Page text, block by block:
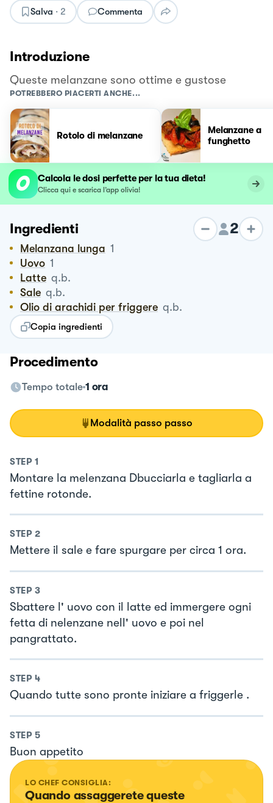
Salva · 2 Commenta
Introduzione
Queste melanzane sono ottime e gustose
POTREBBERO PIACERTI ANCHE...
Rotolo di melanzane
Melanzane a
funghetto
Calcola le dosi perfette per la tua dieta!
Clicca qui e scarica l’app olivia!
Ingredienti 2
Melanzana lunga 1
Uovo 1
Latte q.b.
Sale q.b.
Olio di arachidi per friggere q.b.
Copia ingredienti
Procedimento
Tempo totale 1 ora
Modalità passo passo
STEP 1
Montare la melenzana Dbucciarla e tagliarla a
fettine rotonde.
STEP 2
Mettere il sale e fare spurgare per circa 1 ora.
STEP 3
Sbattere l' uovo con il latte ed immergere ogni
fetta di nelenzane nell' uovo e poi nel
pangrattato.
STEP 4
Quando tutte sono pronte iniziare a friggerle .
STEP 5
Buon appetito
LO CHEF CONSIGLIA:
Quando assaggerete queste